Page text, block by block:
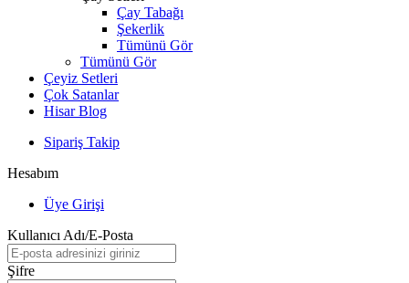
Çay Tabağı
Şekerlik
Tümünü Gör
Tümünü Gör
Çeyiz Setleri
Çok Satanlar
Hisar Blog
Sipariş Takip
Hesabım
Üye Girişi
Kullanıcı Adı/E-Posta
Şifre